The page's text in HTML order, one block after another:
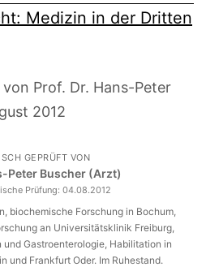
Medizin in der Dritten
Prof. Dr. Hans-Peter
2012
GEPRÜFT VON
Peter Buscher (Arzt)
Prüfung: 04.08.2012
biochemische Forschung in Bochum,
an Universitätsklinik Freiburg,
Gastroenterologie, Habilitation in
und Frankfurt Oder. Im Ruhestand.